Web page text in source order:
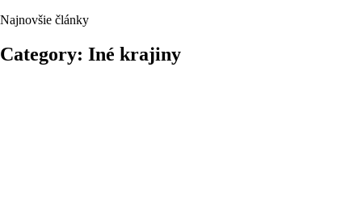
Najnovšie články
Category: Iné krajiny